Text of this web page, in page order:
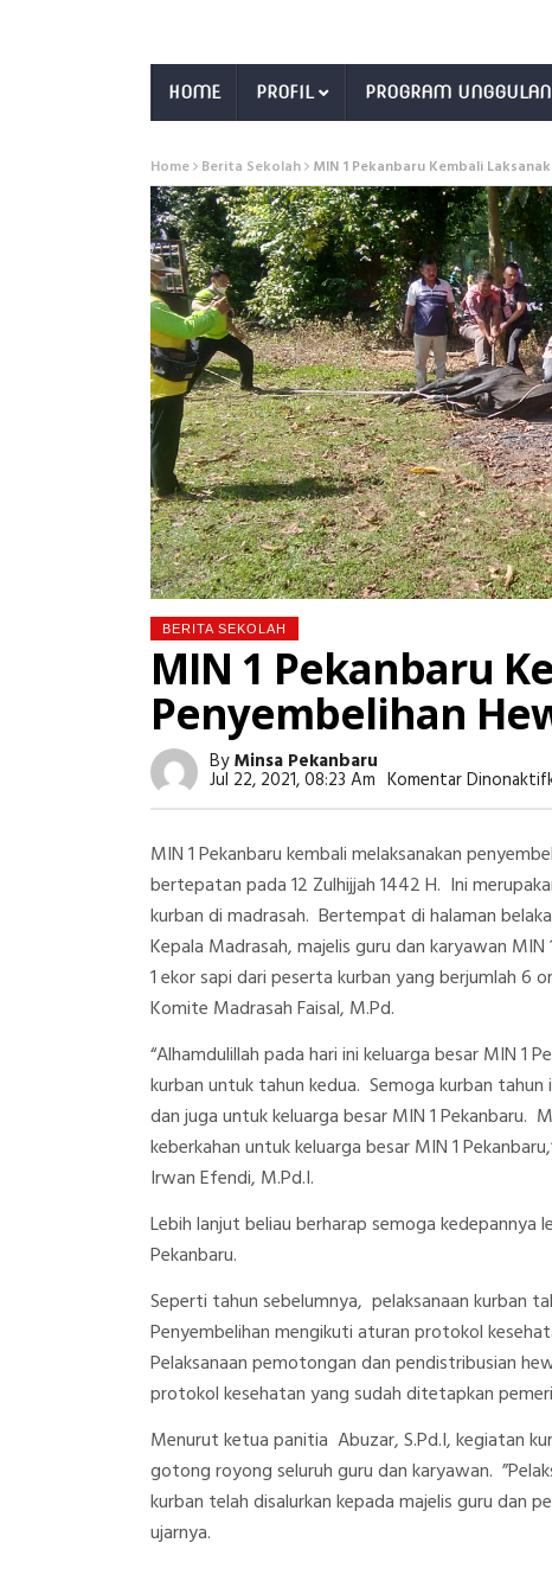
HOME PROFIL PROGRAM UNGGULAN
Home Berita Sekolah MIN 1 Pekanbaru Kembali
BERITA SEKOLAH
MIN 1 Pekanbaru
Penyembelihan
ByMinsa Pekanbaru
Jul 22, 2021, 08:23 Am Komentar
MIN 1 Pekanbaru kembali melaksanakan
bertepatan pada 12 Zulhijjah 1442 H. Ini
kurban di madrasah. Bertempat di halaman
Kepala Madrasah, majelis guru dan karyawan
1 ekor sapi dari peserta kurban yang berjumlah 6
Komite Madrasah Faisal, M.Pd.
“Alhamdulillah pada hari ini keluarga besar MIN 1
kurban untuk tahun kedua. Semoga kurban
dan juga untuk keluarga besar MIN 1 Pekanbaru.
keberkahan untuk keluarga besar MIN 1
Irwan Efendi, M.Pd.I.
Lebih lanjut beliau berharap semoga kedepannya
Pekanbaru.
Seperti tahun sebelumnya, pelaksanaan kurban
Penyembelihan mengikuti aturan protokol
Pelaksanaan pemotongan dan pendistribusian
protokol kesehatan yang sudah ditetapkan
Menurut ketua panitia Abuzar, S.Pd.I, kegiatan
gotong royong seluruh guru dan karyawan.
kurban telah disalurkan kepada majelis guru dan
ujarnya.